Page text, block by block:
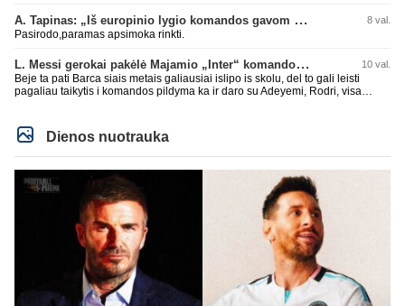
A. Tapinas: „Iš europinio lygio komandos gavom gerų pamokų“ 8 val.
Pasirodo,paramas apsimoka rinkti.
L. Messi gerokai pakėlė Majamio „Inter“ komandos vertę 10 val.
Beje ta pati Barca siais metais galiausiai islipo is skolu, del to gali leisti
pagaliau taikytis i komandos pildyma ka ir daro su Adeyemi, Rodri, visa
Dienos nuotrauka